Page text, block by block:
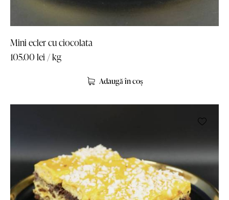
Mini ecler cu ciocolata
105.00 lei / kg
Adaugă în coș